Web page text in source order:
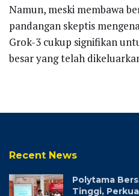
Namun, meski membawa
pandangan skeptis
Grok-3 cukup signifikan
besar yang telah
Recent News
Polytama
Tinggi,